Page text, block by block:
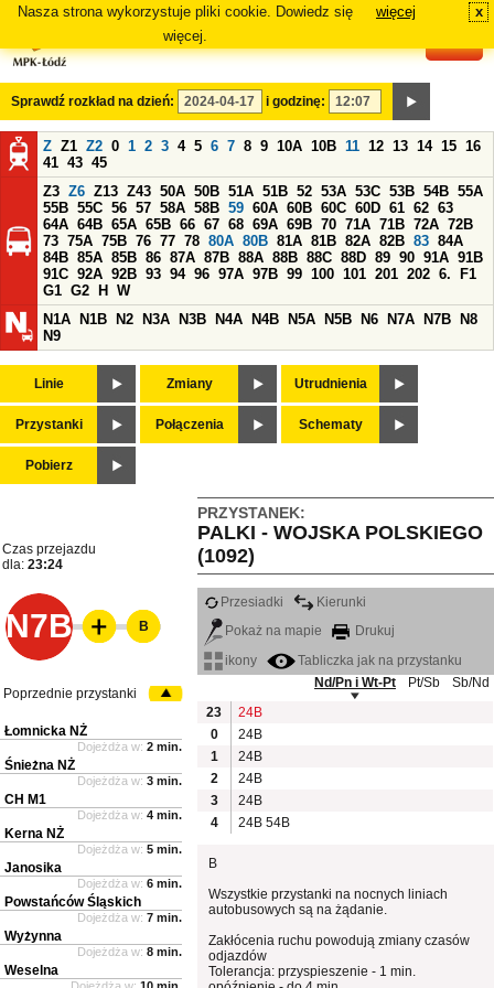
Nasza strona wykorzystuje pliki cookie. Dowiedz się
więcej.
więcej x
Sprawdź rozkład na dzień: i godzinę:
Z Z1 Z2 0 1 2 3 4 5 6 7 8 9 10A 10B 11 12 13 14 15 16
41 43 45
Z3 Z6 Z13 Z43 50A 50B 51A 51B 52 53A 53C 53B 54B 55A
55B 55C 56 57 58A 58B 59 60A 60B 60C 60D 61 62 63
64A 64B 65A 65B 66 67 68 69A 69B 70 71A 71B 72A 72B
73 75A 75B 76 77 78 80A 80B 81A 81B 82A 82B 83 84A
84B 85A 85B 86 87A 87B 88A 88B 88C 88D 89 90 91A 91B
91C 92A 92B 93 94 96 97A 97B 99 100 101 201 202 6.
F1
G1 G2 H
W
N1A
N1B N2 N3A N3B N4A N4B N5A N5B N6 N7A N7B
N8
N9
Linie Zmiany Utrudnienia
Przystanki Połączenia Schematy
Pobierz
PRZYSTANEK:
PALKI - WOJSKA POLSKIEGO
(1092)
Czas przejazdu
dla: 23:24
N7B
Przesiadki
Kierunki
Pokaż na mapie
Drukuj
ikony
Tabliczka jak na przystanku
Nd/Pn i Wt-Pt
Pt/Sb
Sb/Nd
23
24B
0
24B
1
24B
2
24B
3
24B
4
24B 54B
B
Wszystkie przystanki na nocnych liniach
autobusowych są na żądanie.
Zakłócenia ruchu powodują zmiany czasów
odjazdów
Tolerancja: przyspieszenie - 1 min.
B
Poprzednie przystanki
Łomnicka NŻ
Dojeżdża w: 2 min.
Śnieżna NŻ
Dojeżdża w: 3 min.
CH M1
Dojeżdża w: 4 min.
Kerna NŻ
Dojeżdża w: 5 min.
Janosika
Dojeżdża w: 6 min.
Powstańców Śląskich
Dojeżdża w: 7 min.
Wyżynna
Dojeżdża w: 8 min.
Weselna